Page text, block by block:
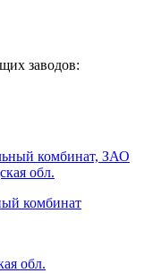
заводов:
комбинат
обл.